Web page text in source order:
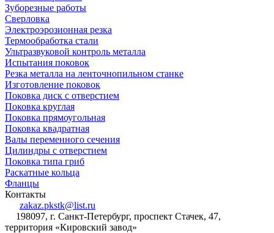
Зуборезные работы
Сверловка
Электроэрозионная резка
Термообработка стали
Ультразвуковой контроль металла
Испытания поковок
Резка металла на ленточнопильном станке
Изготовление поковок
Поковка диск с отверстием
Поковка круглая
Поковка прямоугольная
Поковка квадратная
Валы переменного сечения
Цилиндры с отверстием
Поковка типа гриб
Раскатные кольца
Фланцы
Контакты
zakaz.pkstk@list.ru
198097, г. Санкт-Петербург, проспект Стачек, 47,
территория «Кировский завод»